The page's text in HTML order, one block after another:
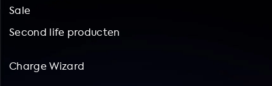
Sale
Second life producten
Charge Wizard